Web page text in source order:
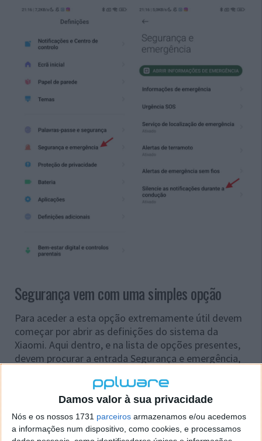
Damos valor à sua privacidade
Nós e os nossos 1731 parceiros armazenamos e/ou acedemos
a informações num dispositivo, como cookies, e processamos
Segurança vem com uma simples opção
Para aceder a esta opção extremamente útil devem
começar por abrir as definições do sistema da
Xiaomi. Aqui dentro, e na lista de opções presentes,
devem procurar a entrada Segurança e emergência,
Dentro desta nova área, os utilizadores dos sistemas
da Xiaomi encontram agora novas opções, onde está
a que procuram agora. Esta chama-se Silencie as
notificações durante a condução e ao ser aberta